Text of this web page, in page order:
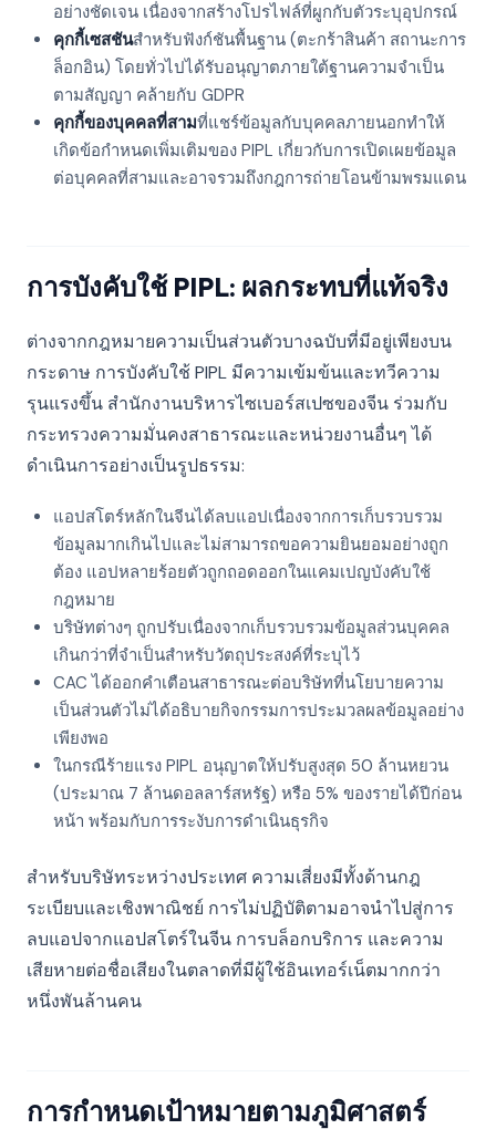
อย่างชัดเจน เนื่องจากสร้างโปรไฟล์ที่ผูกกับตัวระบุอุปกรณ์
คุกกี้เซสชันสำหรับฟังก์ชันพื้นฐาน (ตะกร้าสินค้า สถานะการ
ล็อกอิน) โดยทั่วไปได้รับอนุญาตภายใต้ฐานความจำเป็น
ตามสัญญา คล้ายกับ GDPR
คุกกี้ของบุคคลที่สามที่แชร์ข้อมูลกับบุคคลภายนอกทำให้
เกิดข้อกำหนดเพิ่มเติมของ PIPL เกี่ยวกับการเปิดเผยข้อมูล
ต่อบุคคลที่สามและอาจรวมถึงกฎการถ่ายโอนข้ามพรมแดน
การบังคับใช้ PIPL: ผลกระทบที่แท้จริง
ต่างจากกฎหมายความเป็นส่วนตัวบางฉบับที่มีอยู่เพียงบน
กระดาษ การบังคับใช้ PIPL มีความเข้มข้นและทวีความ
รุนแรงขึ้น สำนักงานบริหารไซเบอร์สเปซของจีน ร่วมกับ
กระทรวงความมั่นคงสาธารณะและหน่วยงานอื่นๆ ได้
ดำเนินการอย่างเป็นรูปธรรม:
แอปสโตร์หลักในจีนได้ลบแอปเนื่องจากการเก็บรวบรวม
ข้อมูลมากเกินไปและไม่สามารถขอความยินยอมอย่างถูก
ต้อง แอปหลายร้อยตัวถูกถอดออกในแคมเปญบังคับใช้
กฎหมาย
บริษัทต่างๆ ถูกปรับเนื่องจากเก็บรวบรวมข้อมูลส่วนบุคคล
เกินกว่าที่จำเป็นสำหรับวัตถุประสงค์ที่ระบุไว้
CAC ได้ออกคำเตือนสาธารณะต่อบริษัทที่นโยบายความ
เป็นส่วนตัวไม่ได้อธิบายกิจกรรมการประมวลผลข้อมูลอย่าง
เพียงพอ
ในกรณีร้ายแรง PIPL อนุญาตให้ปรับสูงสุด 50 ล้านหยวน
(ประมาณ 7 ล้านดอลลาร์สหรัฐ) หรือ 5% ของรายได้ปีก่อน
หน้า พร้อมกับการระงับการดำเนินธุรกิจ
สำหรับบริษัทระหว่างประเทศ ความเสี่ยงมีทั้งด้านกฎ
ระเบียบและเชิงพาณิชย์ การไม่ปฏิบัติตามอาจนำไปสู่การ
ลบแอปจากแอปสโตร์ในจีน การบล็อกบริการ และความ
เสียหายต่อชื่อเสียงในตลาดที่มีผู้ใช้อินเทอร์เน็ตมากกว่า
หนึ่งพันล้านคน
การกำหนดเป้าหมายตามภูมิศาสตร์